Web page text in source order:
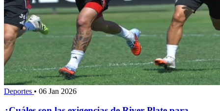
Deportes • 06 Jan 2026